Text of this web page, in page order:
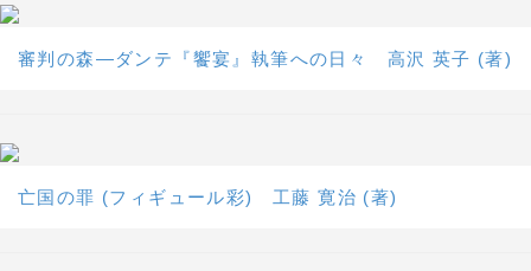
審判の森―ダンテ『饗宴』執筆への日々 高沢 英子 (著)
亡国の罪 (フィギュール彩) 工藤 寛治 (著)